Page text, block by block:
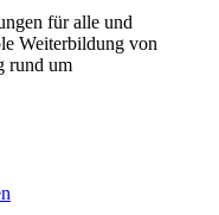
für alle und
Weiterbildung von
rund um